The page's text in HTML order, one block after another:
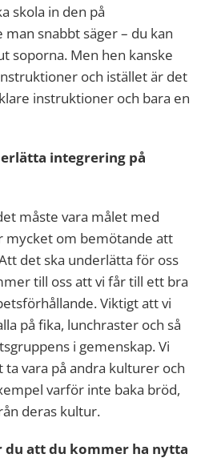
skola in den på
snabbt säger – du kan
soporna. Men hen kanske
och istället är det
instruktioner och bara en
integrering på
måste vara målet med
mycket om bemötande att
det ska underlätta för oss
till oss att vi får till ett bra
Viktigt att vi
på fika, lunchraster och så
i gemenskap. Vi
vara på andra kulturer och
varför inte baka bröd,
deras kultur.
du att du kommer ha nytta